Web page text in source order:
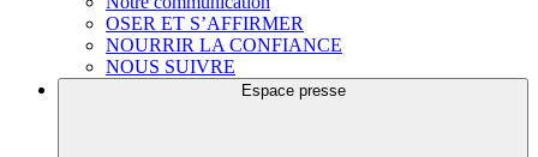
OSER ET S’AFFIRMER
NOURRIR LA CONFIANCE
NOUS SUIVRE
Espace presse